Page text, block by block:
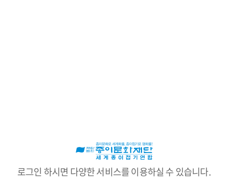
로그인 하시면 다양한 서비스를 이용하실 수 있습니다.